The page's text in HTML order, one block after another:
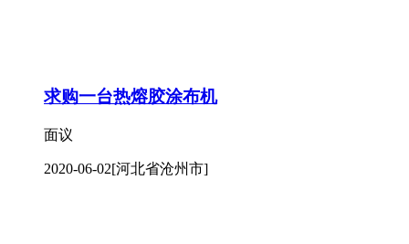
求购一台热熔胶涂布机
面议
2020-06-02[河北省沧州市]